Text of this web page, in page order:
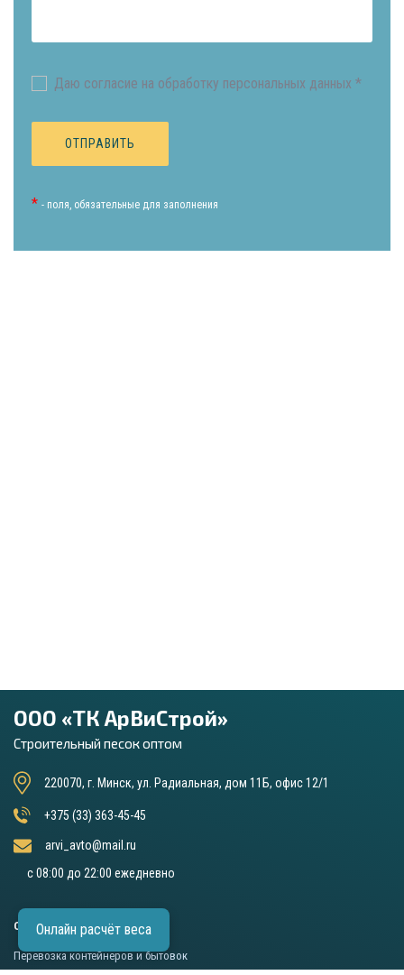
Даю согласие на обработку персональных данных *
* - поля, обязательные для заполнения
ООО «ТК АрВиСтрой»
Строительный песок оптом
220070, г. Минск, ул. Радиальная, дом 11Б, офис 12/1
+375 (33) 363-45-45
arvi_avto@mail.ru
с 08:00 до 22:00 ежедневно
ОСНОВНЫЕ УСЛУГИ
Перевозка контейнеров и бытовок
Онлайн расчёт веса